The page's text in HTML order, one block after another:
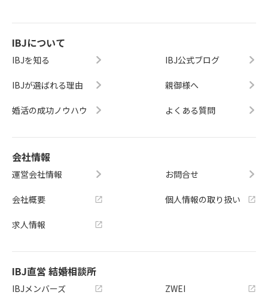
IBJについて
IBJを知る
IBJが選ばれる理由
婚活の成功ノウハウ
IBJ公式ブログ
親御様へ
よくある質問
会社情報
運営会社情報
会社概要
求人情報
お問合せ
個人情報の取り扱い
IBJ直営 結婚相談所
IBJメンバーズ ZWEI